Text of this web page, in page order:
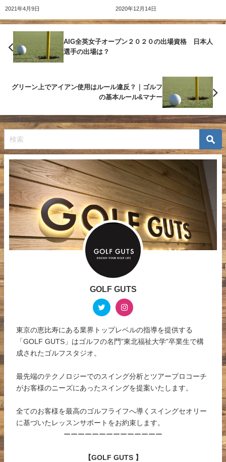
2021年4月9日 2020年12月14日
AIG全英女子オープン２０２０の出場資格 日本人
選手の出場は？
グリーン上でアイアン使用はルール違反？｜ゴルフ
の基本ルール&マナー
GOLF GUTS
東京の恵比寿にある業界トップレベルの指導を提供する
「GOLF GUTS」はゴルフの名門”東北福祉大学”卒業生で構
成されたゴルフスタジオ。
最先端のテクノロジーでのスイング分析とツアープロコーチ
がお客様のニーズにあったスイングを提案いたします。
全てのお客様を最高のゴルフライフへ導くスイングセオリー
に基づいたレッスンサポートをお約束します。
ーーーーーーーーーーーーーー
【GOLF GUTS 】